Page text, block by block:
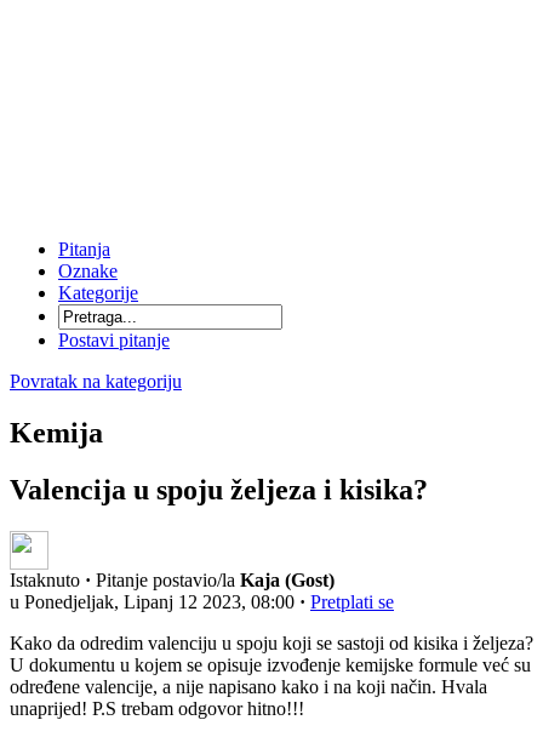
Pitanja
Oznake
Kategorije
Postavi pitanje
Povratak na kategoriju
Kemija
Valencija u spoju željeza i kisika?
Istaknuto · Pitanje postavio/la Kaja (Gost)
u Ponedjeljak, Lipanj 12 2023, 08:00 · Pretplati se
Kako da odredim valenciju u spoju koji se sastoji od kisika i željeza?
U dokumentu u kojem se opisuje izvođenje kemijske formule već su
određene valencije, a nije napisano kako i na koji način. Hvala
unaprijed! P.S trebam odgovor hitno!!!